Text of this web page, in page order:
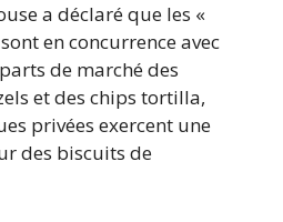
a déclaré que les «
en concurrence avec
de marché des
et des chips tortilla,
privées exercent une
des biscuits de